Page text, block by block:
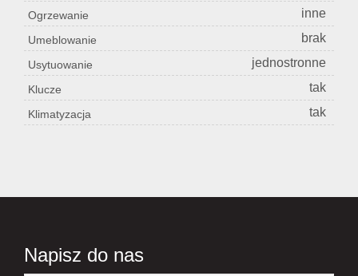
Ogrzewanie inne
Umeblowanie brak
Usytuowanie jednostronne
Klucze tak
Klimatyzacja tak
Napisz do nas